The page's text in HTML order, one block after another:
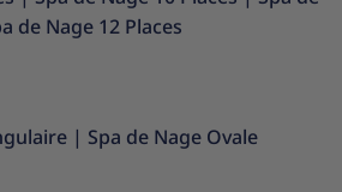
de Nage 12 Places
| Spa de Nage Ovale